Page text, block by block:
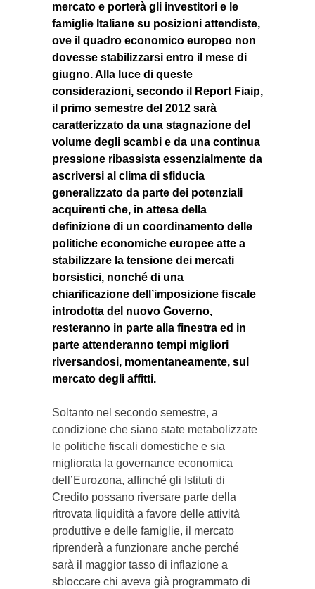
mercato e porterà gli investitori e le
famiglie Italiane su posizioni attendiste,
ove il quadro economico europeo non
dovesse stabilizzarsi entro il mese di
giugno. Alla luce di queste
considerazioni, secondo il Report Fiaip,
il primo semestre del 2012 sarà
caratterizzato da una stagnazione del
volume degli scambi e da una continua
pressione ribassista essenzialmente da
ascriversi al clima di sfiducia
generalizzato da parte dei potenziali
acquirenti che, in attesa della
definizione di un coordinamento delle
politiche economiche europee atte a
stabilizzare la tensione dei mercati
borsistici, nonché di una
chiarificazione dell’imposizione fiscale
introdotta del nuovo Governo,
resteranno in parte alla finestra ed in
parte attenderanno tempi migliori
riversandosi, momentaneamente, sul
mercato degli affitti.
Soltanto nel secondo semestre, a
condizione che siano state metabolizzate
le politiche fiscali domestiche e sia
migliorata la governance economica
dell’Eurozona, affinché gli Istituti di
Credito possano riversare parte della
ritrovata liquidità a favore delle attività
produttive e delle famiglie, il mercato
riprenderà a funzionare anche perché
sarà il maggior tasso di inflazione a
sbloccare chi aveva già programmato di